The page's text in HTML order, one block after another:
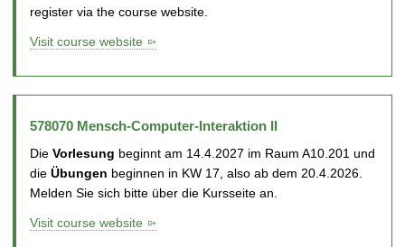
register via the course website.
Visit course website
578070 Mensch-Computer-Interaktion II
Die Vorlesung beginnt am 14.4.2027 im Raum A10.201 und
die Übungen beginnen in KW 17, also ab dem 20.4.2026.
Melden Sie sich bitte über die Kursseite an.
Visit course website